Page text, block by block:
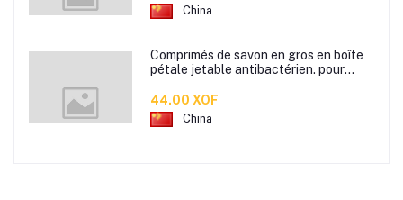
China
Comprimés de savon en gros en boîte
pétale jetable antibactérien. pour
des mini comprimés de lavage des
mains en papier savon
44.00 XOF
China